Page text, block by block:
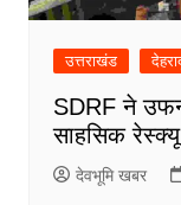
उत्तराखंड
SDRF ने
साहसिक
देवभूमि खबर